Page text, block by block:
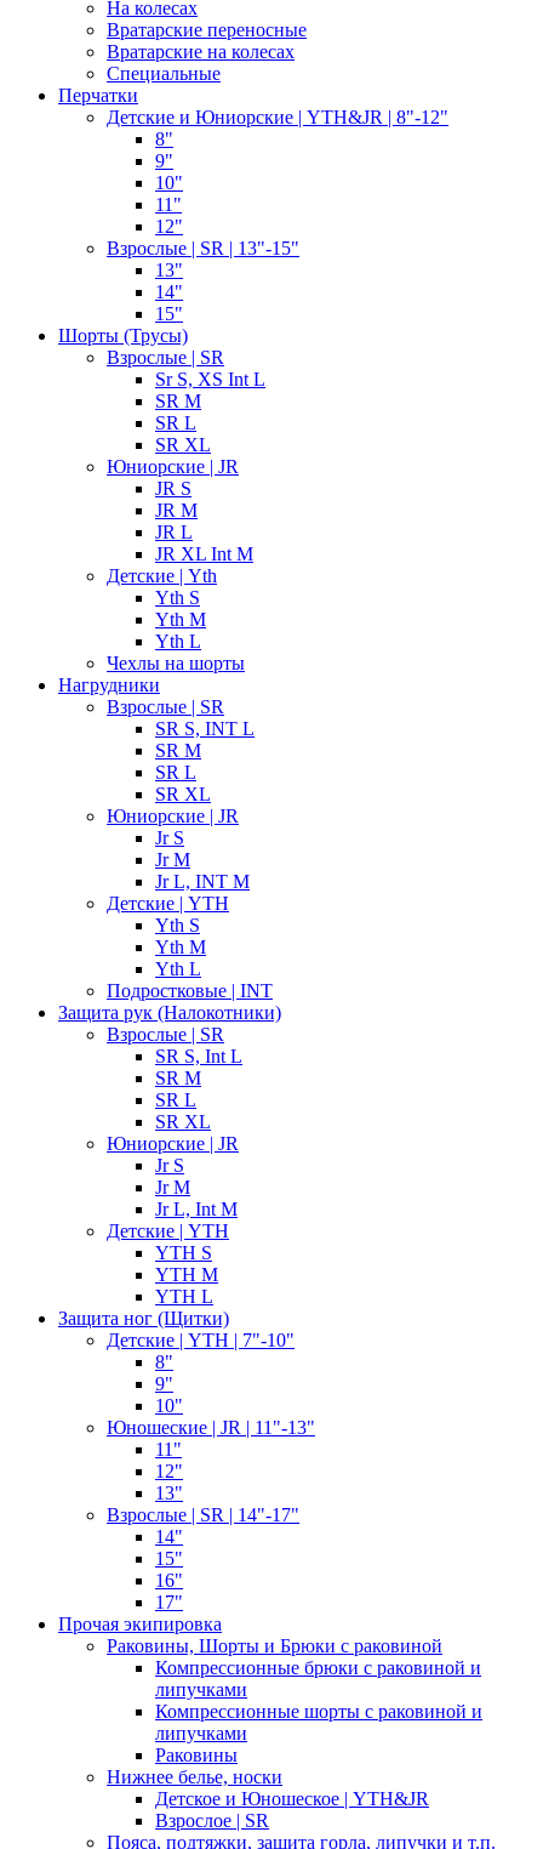
На колесах
Вратарские переносные
Вратарские на колесах
Специальные
Перчатки
Детские и Юниорские | YTH&JR | 8"-12"
8"
9"
10"
11"
12"
Взрослые | SR | 13"-15"
13"
14"
15"
Шорты (Трусы)
Взрослые | SR
Sr S, XS Int L
SR M
SR L
SR XL
Юниорские | JR
JR S
JR M
JR L
JR XL Int M
Детские | Yth
Yth S
Yth M
Yth L
Чехлы на шорты
Нагрудники
Взрослые | SR
SR S, INT L
SR M
SR L
SR XL
Юниорские | JR
Jr S
Jr M
Jr L, INT M
Детские | YTH
Yth S
Yth M
Yth L
Подростковые | INT
Защита рук (Налокотники)
Взрослые | SR
SR S, Int L
SR M
SR L
SR XL
Юниорские | JR
Jr S
Jr M
Jr L, Int M
Детские | YTH
YTH S
YTH M
YTH L
Защита ног (Щитки)
Детские | YTH | 7"-10"
8"
9"
10"
Юношеские | JR | 11"-13"
11"
12"
13"
Взрослые | SR | 14"-17"
14"
15"
16"
17"
Прочая экипировка
Раковины, Шорты и Брюки с раковиной
Компрессионные брюки с раковиной и
липучками
Компрессионные шорты с раковиной и
липучками
Раковины
Нижнее белье, носки
Детское и Юношеское | YTH&JR
Взрослое | SR
Пояса, подтяжки, защита горла, липучки и т.п.